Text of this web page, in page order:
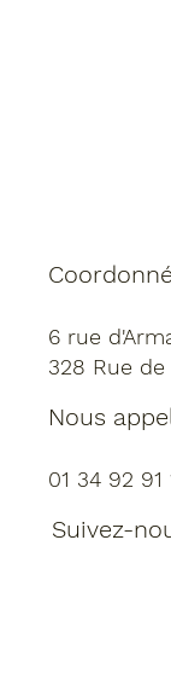
6 rue
328 Rue
Nous
01 34 92 91
Suivez-